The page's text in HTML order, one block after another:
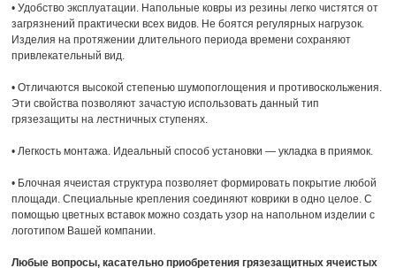
• Удобство эксплуатации. Напольные ковры из резины легко чистятся от
загрязнений практически всех видов. Не боятся регулярных нагрузок.
Изделия на протяжении длительного периода времени сохраняют
привлекательный вид.
• Отличаются высокой степенью шумопоглощения и противоскольжения.
Эти свойства позволяют зачастую использовать данный тип
грязезащиты на лестничных ступенях.
• Легкость монтажа. Идеальный способ установки — укладка в приямок.
• Блочная ячеистая структура позволяет формировать покрытие любой
площади. Специальные крепления соединяют коврики в одно целое. С
помощью цветных вставок можно создать узор на напольном изделии с
логотипом Вашей компании.
Любые вопросы, касательно приобретения грязезащитных ячеистых